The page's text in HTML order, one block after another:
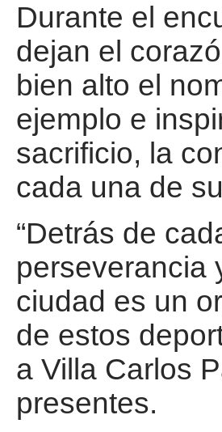
Durante el
dejan el
bien alto el
ejemplo e
sacrificio, la
cada una de
“Detrás de
perseverancia
ciudad es un
de estos
a Villa Carlos
presentes.